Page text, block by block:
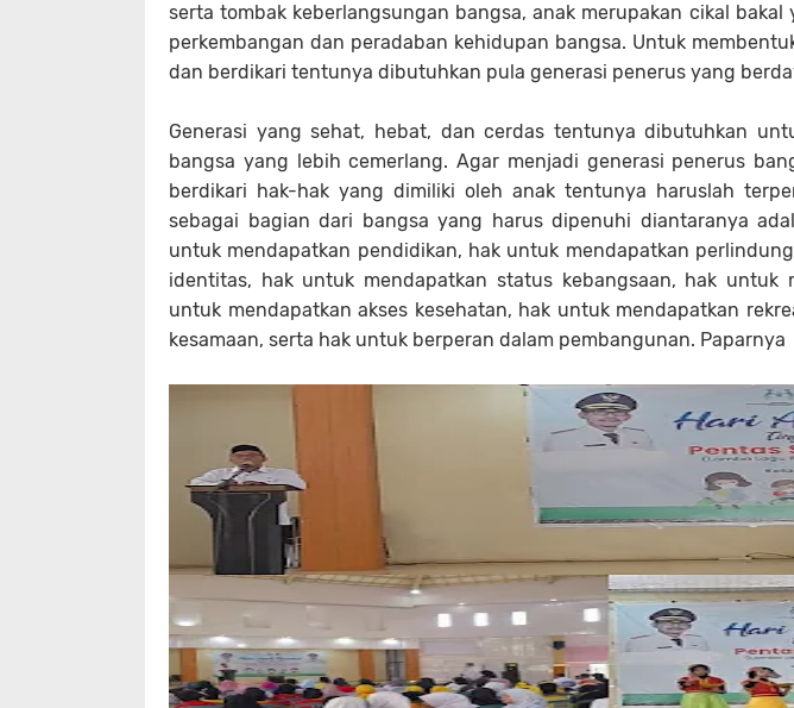
serta tombak keberlangsungan bangsa, anak merupakan cikal bakal
perkembangan dan peradaban kehidupan bangsa. Untuk
dan berdikari tentunya dibutuhkan pula generasi penerus yang
Generasi yang sehat, hebat, dan cerdas tentunya dibutuhkan
bangsa yang lebih cemerlang. Agar menjadi generasi penerus
berdikari hak-hak yang dimiliki oleh anak tentunya haruslah
sebagai bagian dari bangsa yang harus dipenuhi diantaranya
untuk mendapatkan pendidikan, hak untuk mendapatkan
identitas, hak untuk mendapatkan status kebangsaan, hak untuk
untuk mendapatkan akses kesehatan, hak untuk mendapatkan
kesamaan, serta hak untuk berperan dalam pembangunan. Paparnya